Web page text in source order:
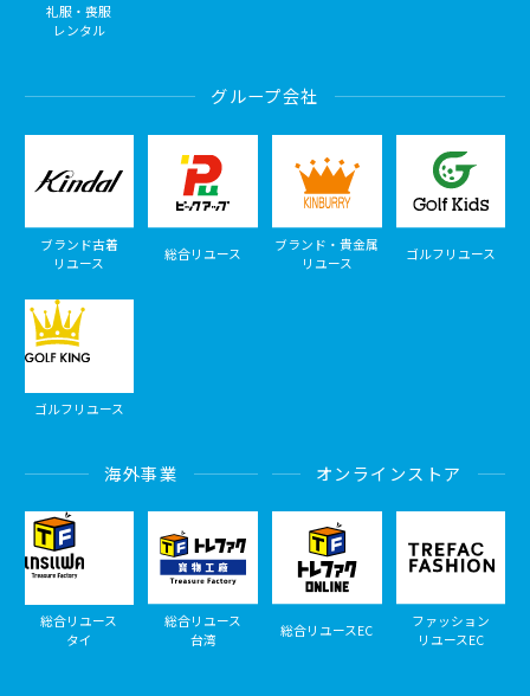
礼服・喪服
レンタル
グループ会社
ブランド古着
リユース
総合リユース
ブランド・貴金属
リユース
ゴルフリユース
ゴルフリユース
海外事業
総合リユース
タイ
総合リユース
台湾
オンラインストア
総合リユースEC
ファッション
リユースEC